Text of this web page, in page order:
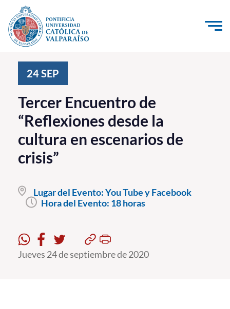
Click acá para ir directamente al contenido
Investigación, Creación e Innovación
PUCV Internacional
Vinculación con el Medio
Admisión
Pregrado
Postgrado
Estudiantes
24SEP
Tercer Encuentro de
“Reflexiones desde la
cultura en escenarios de
crisis”
Lugar del Evento:You Tube y Facebook
Hora del Evento: 18 horas
Jueves 24 de septiembre de 2020